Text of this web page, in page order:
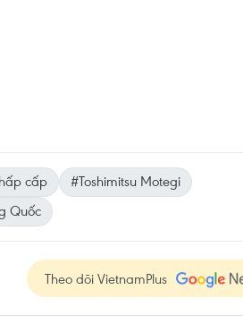
cấp
#Toshimitsu Motegi
Quốc
Theo dõi VietnamPlus